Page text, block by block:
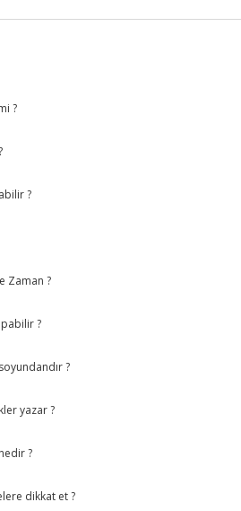
?
?
Zaman ?
?
?
yazar ?
?
dikkat et ?